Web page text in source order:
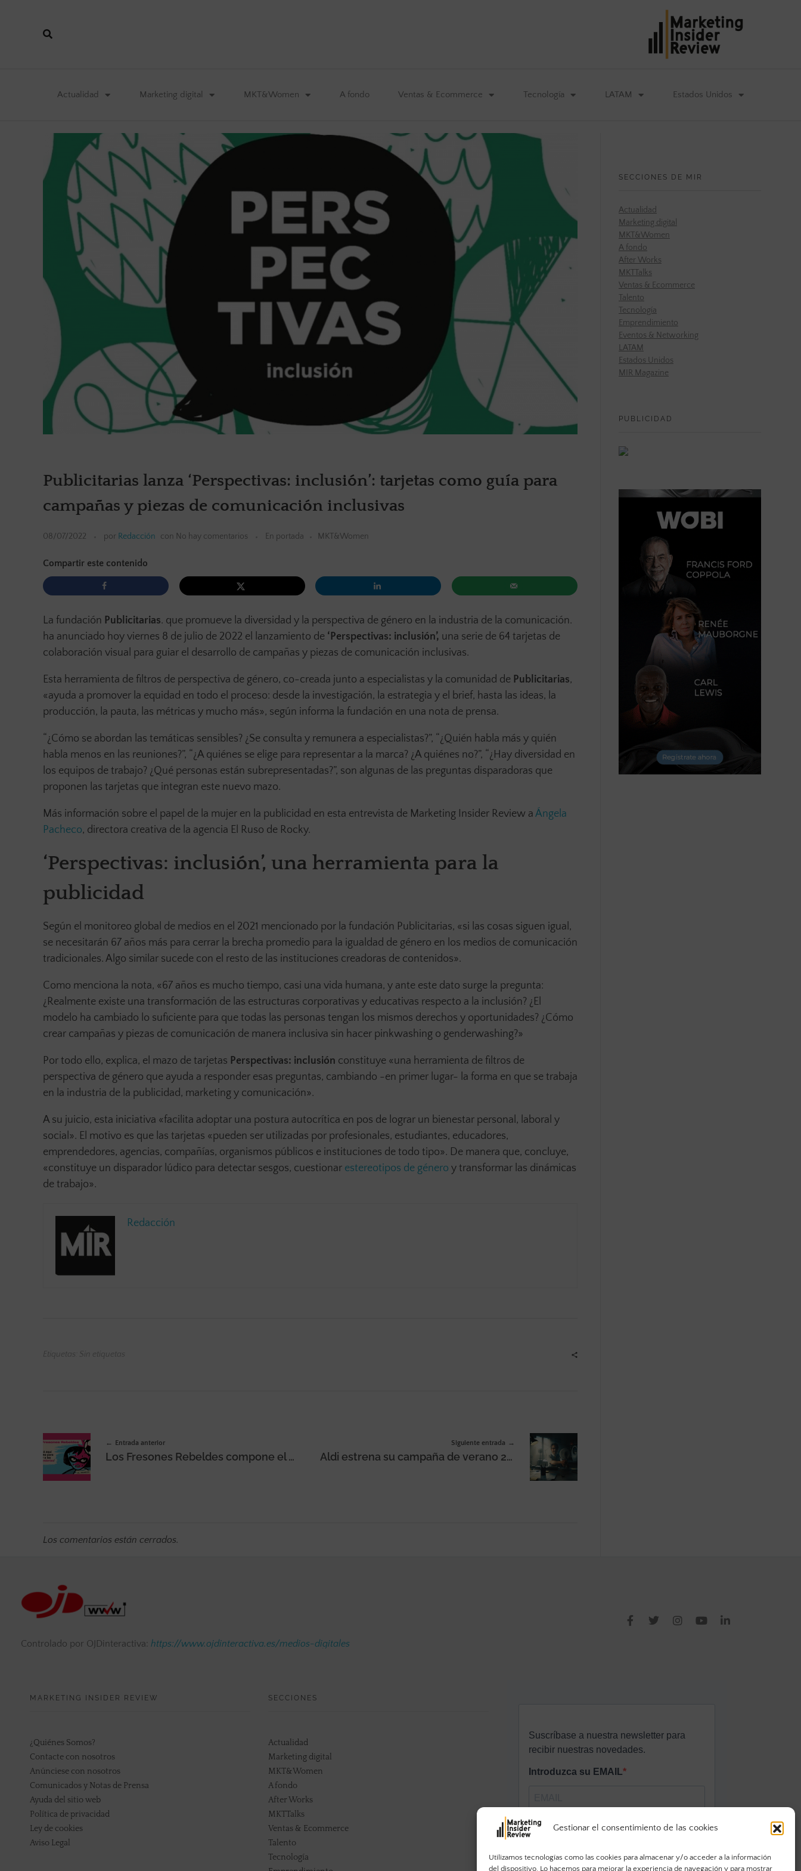
Gestionar el consentimiento de las cookies
Utilizamos tecnologías como las cookies para almacenar y/o acceder a la información
del dispositivo. Lo hacemos para mejorar la experiencia de navegación y para mostrar
Actualidad Marketing digital MKT&Women A fondo Ventas & Ecommerce Tecnología LATAM Estados Unidos
Publicitarias lanza ‘Perspectivas: inclusión’: tarjetas como guía para
campañas y piezas de comunicación inclusivas
08/07/2022 por Redacción con No hay comentarios En portada MKT&Women
Compartir este contenido
La fundación Publicitarias. que promueve la diversidad y la perspectiva de género en la industria de la comunicación.
ha anunciado hoy viernes 8 de julio de 2022 el lanzamiento de ‘Perspectivas: inclusión’, una serie de 64 tarjetas de
colaboración visual para guiar el desarrollo de campañas y piezas de comunicación inclusivas.
Esta herramienta de filtros de perspectiva de género, co-creada junto a especialistas y la comunidad de Publicitarias,
«ayuda a promover la equidad en todo el proceso: desde la investigación, la estrategia y el brief, hasta las ideas, la
producción, la pauta, las métricas y mucho más», según informa la fundación en una nota de prensa.
“¿Cómo se abordan las temáticas sensibles? ¿Se consulta y remunera a especialistas?”, “¿Quién habla más y quién
habla menos en las reuniones?”, “¿A quiénes se elige para representar a la marca? ¿A quiénes no?”, “¿Hay diversidad en
los equipos de trabajo? ¿Qué personas están subrepresentadas?”, son algunas de las preguntas disparadoras que
proponen las tarjetas que integran este nuevo mazo.
Más información sobre el papel de la mujer en la publicidad en esta entrevista de Marketing Insider Review a Ángela
Pacheco, directora creativa de la agencia El Ruso de Rocky.
‘Perspectivas: inclusión’, una herramienta para la
publicidad
Según el monitoreo global de medios en el 2021 mencionado por la fundación Publicitarias, «si las cosas siguen igual,
se necesitarán 67 años más para cerrar la brecha promedio para la igualdad de género en los medios de comunicación
tradicionales. Algo similar sucede con el resto de las instituciones creadoras de contenidos».
Como menciona la nota, «67 años es mucho tiempo, casi una vida humana, y ante este dato surge la pregunta:
¿Realmente existe una transformación de las estructuras corporativas y educativas respecto a la inclusión? ¿El
modelo ha cambiado lo suficiente para que todas las personas tengan los mismos derechos y oportunidades? ¿Cómo
crear campañas y piezas de comunicación de manera inclusiva sin hacer pinkwashing o genderwashing?»
Por todo ello, explica, el mazo de tarjetas Perspectivas: inclusión constituye «una herramienta de filtros de
perspectiva de género que ayuda a responder esas preguntas, cambiando -en primer lugar- la forma en que se trabaja
en la industria de la publicidad, marketing y comunicación».
A su juicio, esta iniciativa «facilita adoptar una postura autocrítica en pos de lograr un bienestar personal, laboral y
social». El motivo es que las tarjetas «pueden ser utilizadas por profesionales, estudiantes, educadores,
emprendedores, agencias, compañías, organismos públicos e instituciones de todo tipo». De manera que, concluye,
«constituye un disparador lúdico para detectar sesgos, cuestionar estereotipos de género y transformar las dinámicas
de trabajo».
Redacción
Etiquetas: Sin etiquetas
Entrada anterior
Los Fresones Rebeldes compone el himno ‘Legendarias’ para apoyar la selección femenina de fútbol en la UEFA Women’s Euro 2022
Siguiente entrada
Aldi estrena su campaña de verano 2022 para promocionar sus productos veraniegos con 4 spots
Los comentarios están cerrados.
SECCIONES DE MIR
Actualidad
Marketing digital
MKT&Women
A fondo
After Works
MKTTalks
Ventas & Ecommerce
Talento
Tecnología
Emprendimiento
Eventos & Networking
LATAM
Estados Unidos
MIR Magazine
PUBLICIDAD
Controlado por OJDinteractiva: https://www.ojdinteractiva.es/medios-digitales
MARKETING INSIDER REVIEW
¿Quiénes Somos?
Contacte con nosotros
Anúnciese con nosotros
Comunicados y Notas de Prensa
Ayuda del sitio web
Política de privacidad
Ley de cookies
Aviso Legal
SECCIONES
Actualidad
Marketing digital
MKT&Women
A fondo
After Works
MKTTalks
Ventas & Ecommerce
Talento
Tecnología